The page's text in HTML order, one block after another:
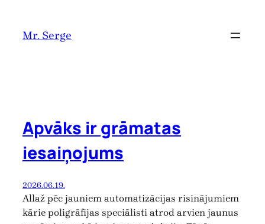
saturu
Mr. Serge
Apvāks ir grāmatas
iesaiņojums
2026.06.19.
Allaž pēc jauniem automatizācijas risinājumiem
kārie poligrāfijas speciālisti atrod arvien jaunus